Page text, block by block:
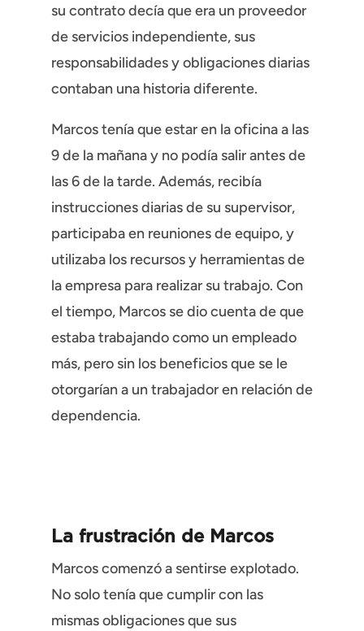
su contrato decía que era un proveedor
de servicios independiente, sus
responsabilidades y obligaciones diarias
contaban una historia diferente.
Marcos tenía que estar en la oficina a las
9 de la mañana y no podía salir antes de
las 6 de la tarde. Además, recibía
instrucciones diarias de su supervisor,
participaba en reuniones de equipo, y
utilizaba los recursos y herramientas de
la empresa para realizar su trabajo. Con
el tiempo, Marcos se dio cuenta de que
estaba trabajando como un empleado
más, pero sin los beneficios que se le
otorgarían a un trabajador en relación de
dependencia.
La frustración de Marcos
Marcos comenzó a sentirse explotado.
No solo tenía que cumplir con las
mismas obligaciones que sus